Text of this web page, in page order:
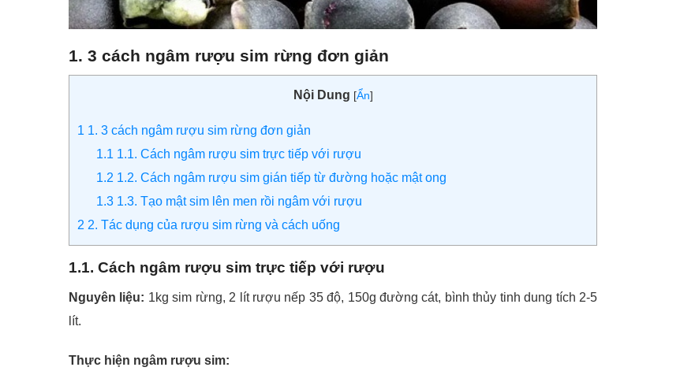
1. 3 cách ngâm rượu sim rừng đơn giản
Nội Dung [Ẩn]
1 1. 3 cách ngâm rượu sim rừng đơn giản
1.1 1.1. Cách ngâm rượu sim trực tiếp với rượu
1.2 1.2. Cách ngâm rượu sim gián tiếp từ đường hoặc mật ong
1.3 1.3. Tạo mật sim lên men rồi ngâm với rượu
2 2. Tác dụng của rượu sim rừng và cách uống
1.1. Cách ngâm rượu sim trực tiếp với rượu
Nguyên liệu: 1kg sim rừng, 2 lít rượu nếp 35 độ, 150g đường cát, bình thủy tinh dung tích 2-5
lít.
Thực hiện ngâm rượu sim: